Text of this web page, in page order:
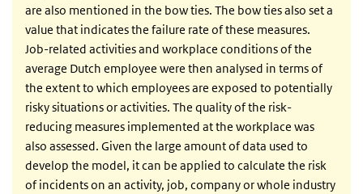
are also mentioned in the bow ties. The bow ties also set a
value that indicates the failure rate of these measures.
Job-related activities and workplace conditions of the
average Dutch employee were then analysed in terms of
the extent to which employees are exposed to potentially
risky situations or activities. The quality of the risk-
reducing measures implemented at the workplace was
also assessed. Given the large amount of data used to
develop the model, it can be applied to calculate the risk
of incidents on an activity, job, company or whole industry